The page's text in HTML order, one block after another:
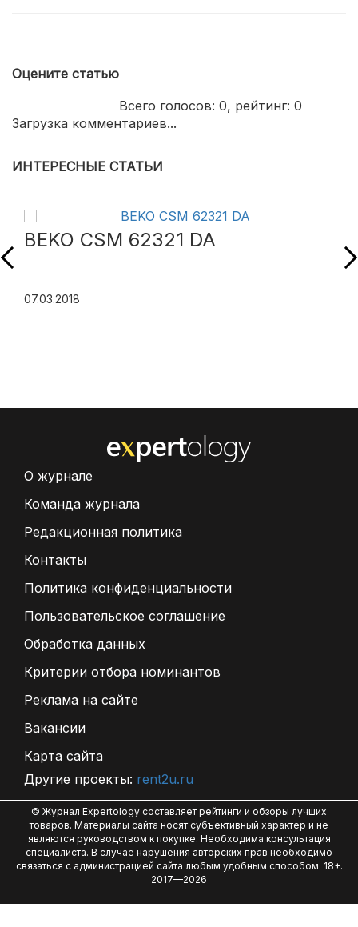
Оцените статью
Всего голосов: 0, рейтинг: 0
Загрузка комментариев...
ИНТЕРЕСНЫЕ СТАТЬИ
BEKO CSM 62321 DA
07.03.2018
О журнале
Команда журнала
Редакционная политика
Контакты
Политика конфиденциальности
Пользовательское соглашение
Обработка данных
Критерии отбора номинантов
Реклама на сайте
Вакансии
Карта сайта
Другие проекты: rent2u.ru
© Журнал Expertology составляет рейтинги и обзоры лучших
товаров. Материалы сайта носят субъективный характер и не
являются руководством к покупке. Необходима консультация
специалиста. В случае нарушения авторских прав необходимо
связаться с администрацией сайта любым удобным способом. 18+.
2017—2026